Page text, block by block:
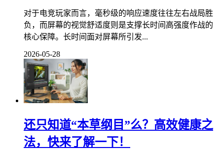
对于电竞玩家而言，毫秒级的响应速度往往左右战局胜
负，而屏幕的视觉舒适度则是支撑长时间高强度作战的
核心保障。长时间面对屏幕所引发...
2026-05-28
还只知道“本草纲目”么？高效健康之
法，快来了解一下！